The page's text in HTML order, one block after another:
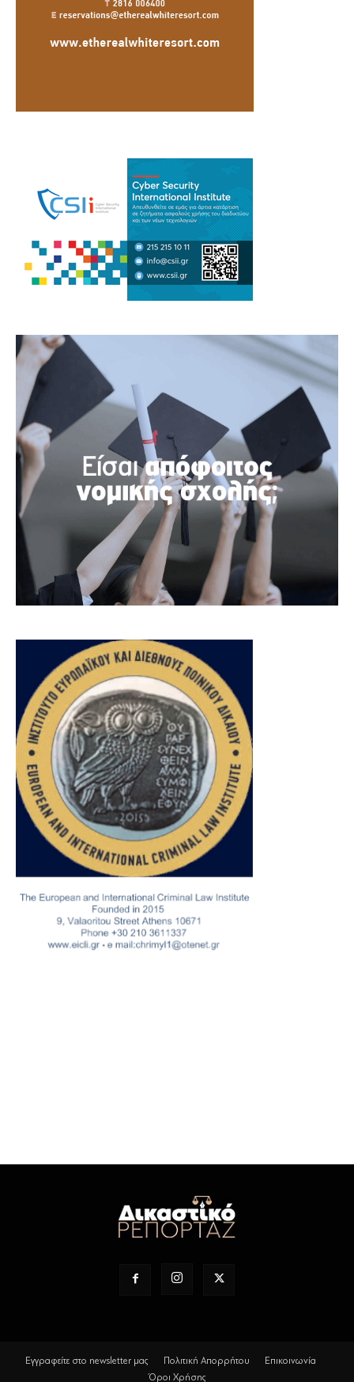
Εγγραφείτε στο newsletter μας Πολιτική Απορρήτου
Επικοινωνία
Όροι Χρήσης